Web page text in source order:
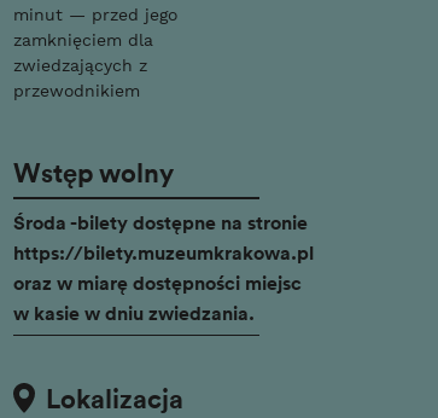
minut — przed jego
zamknięciem dla
zwiedzających z
przewodnikiem
Wstęp wolny
Środa -bilety dostępne na stronie
https://bilety.muzeumkrakowa.pl
oraz w miarę dostępności miejsc
w kasie w dniu zwiedzania.
Lokalizacja